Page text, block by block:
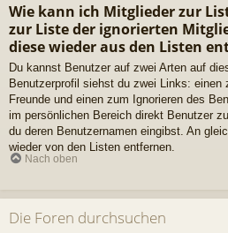
Wie kann ich Mitglieder zur
zur Liste der ignorierten
diese wieder aus den Listen
Du kannst Benutzer auf zwei Arten auf
Benutzerprofil siehst du zwei Links: einen
Freunde und einen zum Ignorieren des
im persönlichen Bereich direkt Benutzer
du deren Benutzernamen eingibst. An
wieder von den Listen entfernen.
Nach oben
Die Foren durchsuchen